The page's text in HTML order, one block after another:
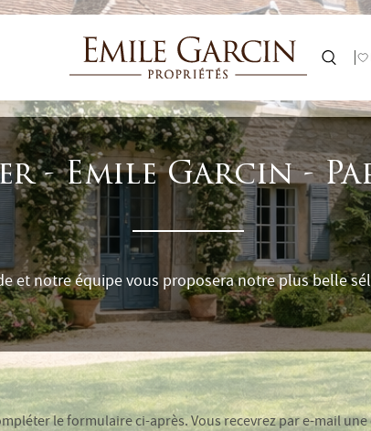
- Emile Garcin -
et notre équipe vous proposera notre plus belle
le formulaire ci-après. Vous recevrez par e-mail une